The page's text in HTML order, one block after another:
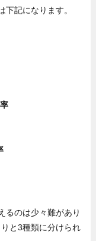
下記になります。
るのは少々難があり
と3種類に分けられ